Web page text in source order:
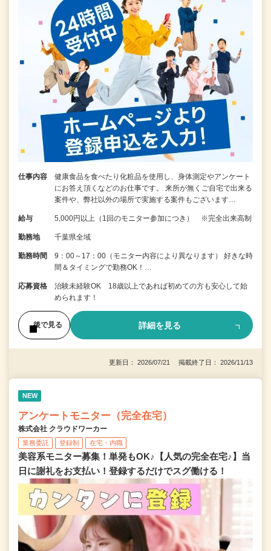
仕事内容
健康食品を食べたり化粧品を使用し、身体測定やアンケート
にお答え頂くなどのお仕事です。 来所が無くご自宅で出来る
案件や、弊社以外の場所で実施する案件もございます…
給与 5,000円以上（1回のモニター参加につき） ※完全出来高制
勤務地 千葉県全域
勤務時間
9：00～17：00（モニター内容により異なります） 好きな時
間＆タイミングで勤務OK！…
応募資格
治験未経験OK 18歳以上であれば初めての方も安心して始
められます！
後で見る 詳細を見る
更新日： 2026/07/21 掲載終了日： 2026/11/13
NEW
アンケートモニター（完全在宅）
株式会社 クラウドワーカー
業務委託 登録制 在宅・内職
美容系モニター募集！単発もOK♪【人気の完全在宅♪】当
日に謝礼をお支払い！登録するだけでスグ働ける！